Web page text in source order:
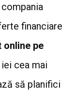
financiare
online pe
cea mai
să planifici